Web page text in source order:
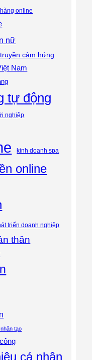
online
nữ
cảm hứng
Nam
tự động
nghiệp
kinh doanh spa
online
triển doanh nghiệp
thân
tạo
cá nhân